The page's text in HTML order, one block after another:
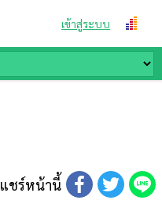
เข้าสู่ระบบ
แชร์หน้านี้